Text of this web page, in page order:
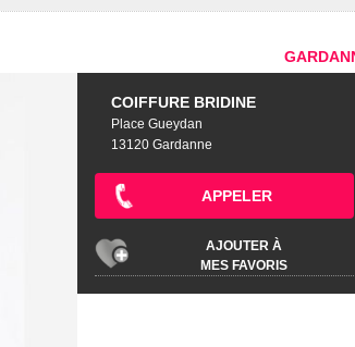
COIFFURE BRIDINE
Place Gueydan
13120 Gardanne
APPELER
AJOUTER À
MES FAVORIS